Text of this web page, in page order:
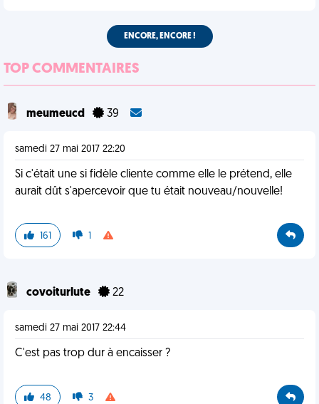
ENCORE, ENCORE !
TOP COMMENTAIRES
meumeucd 39
samedi 27 mai 2017 22:20
Si c'était une si fidèle cliente comme elle le prétend, elle
aurait dût s'apercevoir que tu était nouveau/nouvelle!
161 1
covoiturlute 22
samedi 27 mai 2017 22:44
C'est pas trop dur à encaisser ?
48 3